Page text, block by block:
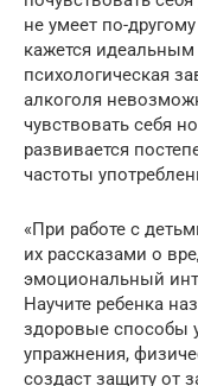
не умеет по-
кажется
психологическая
алкоголя
чувствовать себя
развивается
частоты
«При работе с
их рассказами о
эмоциональный
Научите ребенка
здоровые способы
упражнения,
создаст защиту от